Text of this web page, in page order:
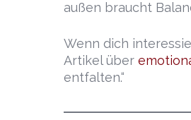
außen braucht
Wenn dich
Artikel über
entfalten.“